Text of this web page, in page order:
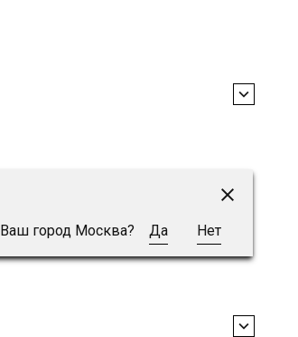
Ваш город Москва? Да Нет